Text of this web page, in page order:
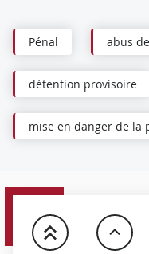
Pénal abus
détention provisoire
mise en danger de la